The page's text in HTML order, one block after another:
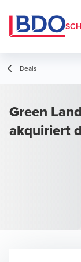
Deals
Green
akquiriert